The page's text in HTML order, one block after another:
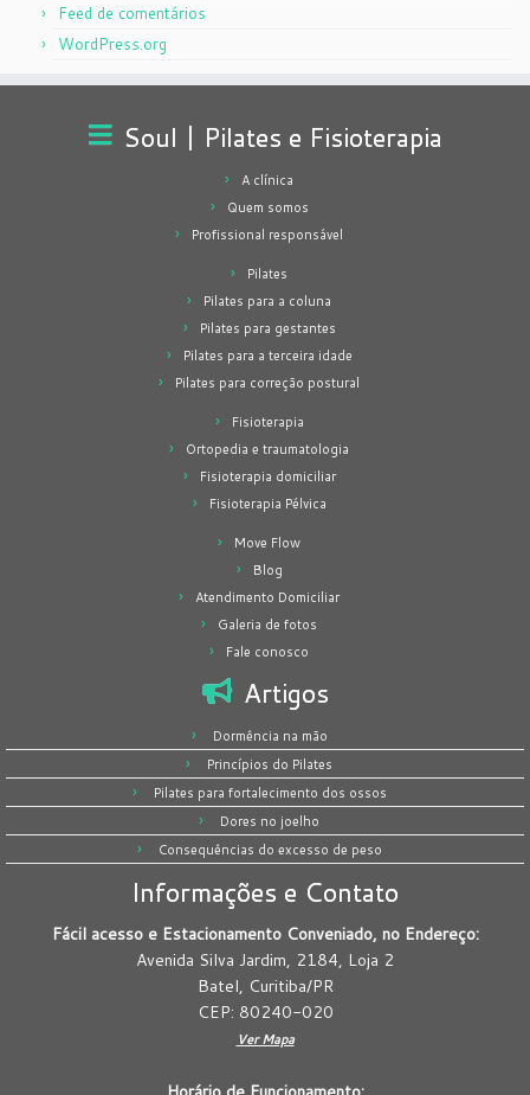
Feed de comentários
WordPress.org
Soul | Pilates e Fisioterapia
A clínica
Quem somos
Profissional responsável
Pilates
Pilates para a coluna
Pilates para gestantes
Pilates para a terceira idade
Pilates para correção postural
Fisioterapia
Ortopedia e traumatologia
Fisioterapia domiciliar
Fisioterapia Pélvica
Move Flow
Blog
Atendimento Domiciliar
Galeria de fotos
Fale conosco
Artigos
Dormência na mão
Princípios do Pilates
Pilates para fortalecimento dos ossos
Dores no joelho
Consequências do excesso de peso
Informações e Contato
Fácil acesso e Estacionamento Conveniado, no Endereço:
Avenida Silva Jardim, 2184, Loja 2
Batel, Curitiba/PR
CEP: 80240-020
Ver Mapa